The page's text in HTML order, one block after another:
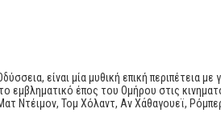
είναι μία μυθική επική
εμβληματικό έπος του Ομήρου στις
Ντέιμον, Τομ Χόλαντ, Αν Χάθαγουεϊ,